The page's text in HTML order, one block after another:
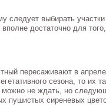
следует выбирать
достаточно для
пересаживают в
сезона, то их
можно не ждать, но
пушистых сиреневых